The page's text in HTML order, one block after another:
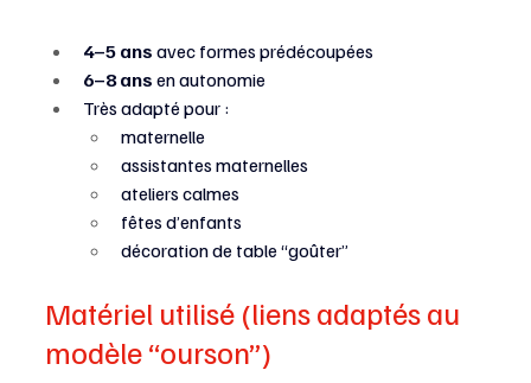
4–5 ans avec formes prédécoupées
6–8 ans en autonomie
Très adapté pour :
maternelle
assistantes maternelles
ateliers calmes
fêtes d’enfants
décoration de table “goûter”
Matériel utilisé (liens adaptés au
modèle “ourson”)